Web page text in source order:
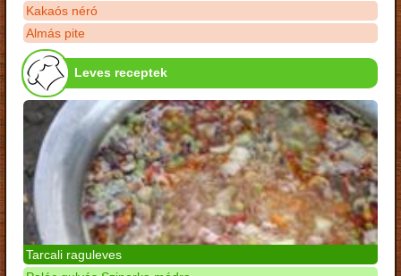
Kakaós néró
Almás pite
Leves receptek
Tarcali raguleves